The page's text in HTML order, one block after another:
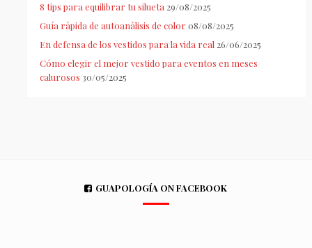
8 tips para equilibrar tu silueta 29/08/2025
Guía rápida de autoanálisis de color 08/08/2025
En defensa de los vestidos para la vida real 26/06/2025
Cómo elegir el mejor vestido para eventos en meses
calurosos 30/05/2025
GUAPOLOGÍA ON FACEBOOK